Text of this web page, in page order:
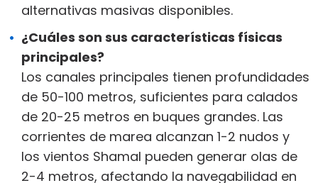
alternativas masivas disponibles.
¿Cuáles son sus características físicas
principales?
Los canales principales tienen profundidades
de 50-100 metros, suficientes para calados
de 20-25 metros en buques grandes. Las
corrientes de marea alcanzan 1-2 nudos y
los vientos Shamal pueden generar olas de
2-4 metros, afectando la navegabilidad en